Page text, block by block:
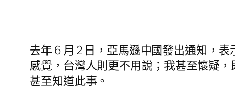
去年 6 月 2 日，亞馬遜中國發出通知，
感覺，台灣人則更不用說；我甚至懷疑
甚至知道此事。